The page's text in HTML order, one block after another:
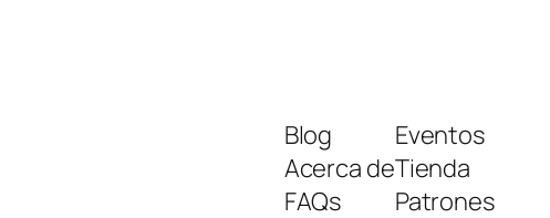
Blog
Acerca de
FAQs
Eventos
Tienda
Patrones